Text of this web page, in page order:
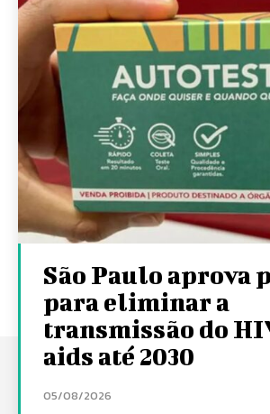
São Paulo aprova
para eliminar a
transmissão do
aids até 2030
05/08/2026